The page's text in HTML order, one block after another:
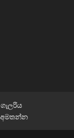
අමතන්න